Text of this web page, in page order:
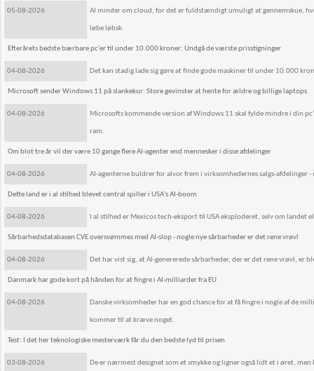
05-08-2026 AI minder om cloud, for det er fuldstændigt umuligt at gennemskue,
løbe løbsk.
Efterårets bedste bærbare pc'er til under 10.000 kroner: Undgå de værste prisstigninger
04-08-2026 Det kan stadig lade sig gøre at finde gode maskiner til under 10.000
Microsoft sender Windows 11 på slankekur: Store gevinster at hente for ældre og billige laptops
04-08-2026 Microsofts kommende version af Windows 11 skal fylde mindre i din
ram.
Om blot tre år vil der være 10 gange flere AI-agenter end mennesker i disse afdelinger
04-08-2026 AI-agenterne buldrer for alvor frem i virksomhedernes salgs-
Dette land er i al stilhed blevet central spiller i USA's AI-boom
04-08-2026 I al stilhed er Mexicos tech-eksport til USA eksploderet, selv om
Sårbarhedsdatabasen CVE oversvømmes med AI-slop - nogle nye sårbarheder er det rene vrøvl
04-08-2026 Det har vist sig, at AI-genererede sårbarheder, der er det rene vrøvl, er
Danmark har gode kort på hånden for at fingre i AI-milliarder fra EU
04-08-2026 Danske virksomheder har en god chance for at få fingre i nogle af de
kommer til at kræve noget.
Test: I det her teknologiske mesterværk får du den bedste lyd til prisen
03-08-2026 De er nærmest designet som et smykke og ligner også lidt et i øret,